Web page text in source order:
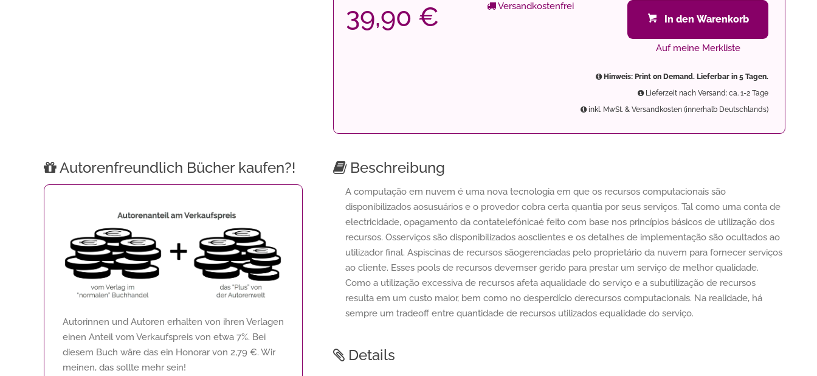
39,90 € Versandkostenfrei
In den Warenkorb
Auf meine Merkliste
Hinweis: Print on Demand. Lieferbar in 5 Tagen.
Lieferzeit nach Versand: ca. 1-2 Tage
inkl. MwSt. & Versandkosten (innerhalb Deutschlands)
Autorenfreundlich Bücher kaufen?!
Autorinnen und Autoren erhalten von ihren Verlagen
einen Anteil vom Verkaufspreis von etwa 7%. Bei
diesem Buch wäre das ein Honorar von 2,79 €. Wir
meinen, das sollte mehr sein!
Beschreibung
A computação em nuvem é uma nova tecnologia em que os recursos computacionais são
disponibilizados aosusuários e o provedor cobra certa quantia por seus serviços. Tal como uma conta de
electricidade, opagamento da contatelefónicaé feito com base nos princípios básicos de utilização dos
recursos. Osserviços são disponibilizados aosclientes e os detalhes de implementação são ocultados ao
utilizador final. Aspiscinas de recursos sãogerenciadas pelo proprietário da nuvem para fornecer serviços
ao cliente. Esses pools de recursos devemser gerido para prestar um serviço de melhor qualidade.
Como a utilização excessiva de recursos afeta aqualidade do serviço e a subutilização de recursos
resulta em um custo maior, bem como no desperdício derecursos computacionais. Na realidade, há
sempre um tradeoff entre quantidade de recursos utilizados equalidade do serviço.
Details